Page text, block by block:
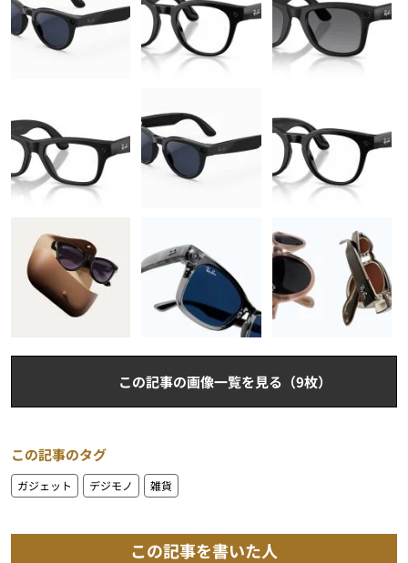
この記事の画像一覧を見る（9枚）
この記事のタグ
ガジェット デジモノ 雑貨
この記事を書いた人